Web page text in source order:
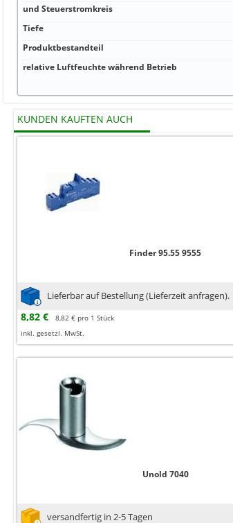
und Steuerstromkreis
Tiefe
Produktbestandteil
relative Luftfeuchte während Betrieb
KUNDEN KAUFTEN AUCH
Finder 95.55 9555
Lieferbar auf Bestellung (Lieferzeit anfragen).
8,82 €
8,82 € pro 1 Stück
inkl. gesetzl. MwSt.
Unold 7040
versandfertig in 2-5 Tagen